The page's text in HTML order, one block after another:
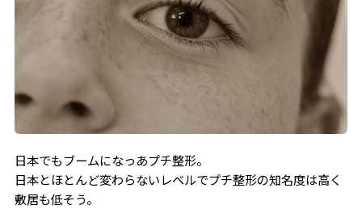
日本でもブームになっあプチ整形。
日本とほとんど変わらないレベルでプチ整形の知名度は高く
敷居も低そう。